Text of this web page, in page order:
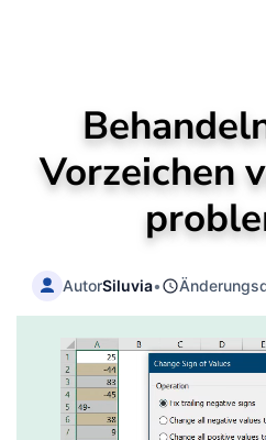
Vorzeichen
AutorSiluvia•